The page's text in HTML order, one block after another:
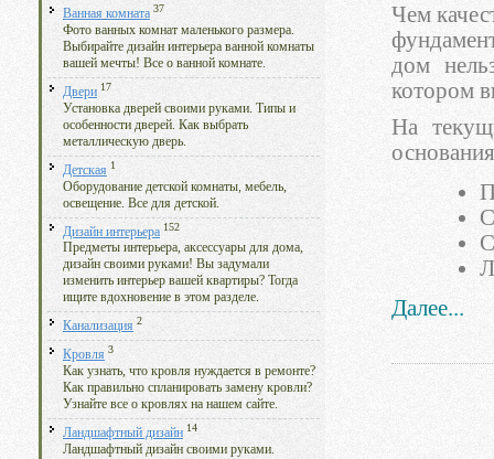
Ванная комната 37
Фото ванных комнат маленького размера.
Выбирайте дизайн интерьера ванной комнаты
вашей мечты! Все о ванной комнате.
Двери 17
Установка дверей своими руками. Типы и
особенности дверей. Как выбрать
металлическую дверь.
Детская 1
Оборудование детской комнаты, мебель,
освещение. Все для детской.
Дизайн интерьера 152
Предметы интерьера, аксессуары для дома,
дизайн своими руками! Вы задумали
изменить интерьер вашей квартиры? Тогда
ищите вдохновение в этом разделе.
Канализация 2
Кровля 3
Как узнать, что кровля нуждается в ремонте?
Как правильно спланировать замену кровли?
Узнайте все о кровлях на нашем сайте.
Ландшафтный дизайн 14
Ландшафтный дизайн своими руками.
Чем
дом
котором
На
Далее...